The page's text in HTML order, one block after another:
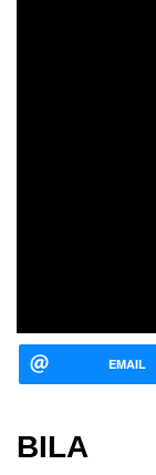
EMAIL
BILA